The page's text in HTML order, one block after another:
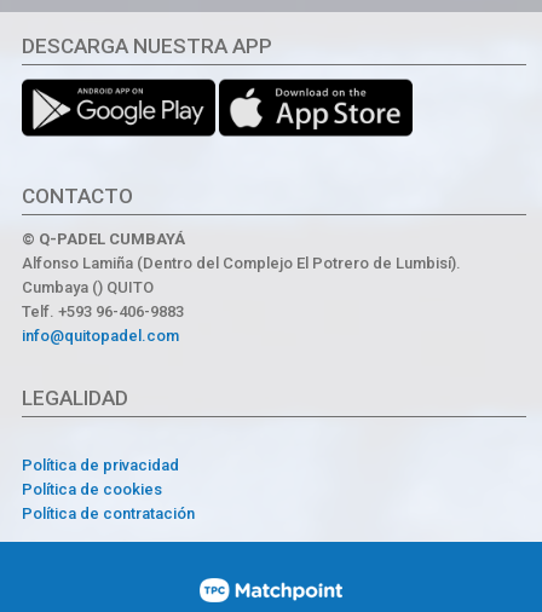
DESCARGA NUESTRA APP
CONTACTO
© Q-PADEL CUMBAYÁ
Alfonso Lamiña (Dentro del Complejo El Potrero de Lumbisí).
Cumbaya () QUITO
Telf. +593 96-406-9883
info@quitopadel.com
LEGALIDAD
Política de privacidad
Política de cookies
Política de contratación